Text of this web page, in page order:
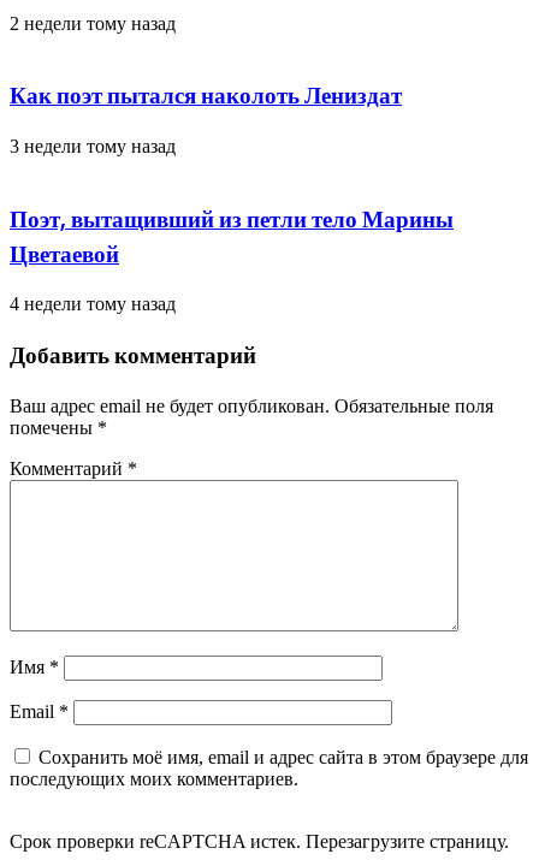
2 недели тому назад
Как поэт пытался наколоть Лениздат
3 недели тому назад
Поэт, вытащивший из петли тело Марины
Цветаевой
4 недели тому назад
Добавить комментарий
Ваш адрес email не будет опубликован. Обязательные поля
помечены *
Комментарий *
Имя *
Email *
Сохранить моё имя, email и адрес сайта в этом браузере для
последующих моих комментариев.
Срок проверки reCAPTCHA истек. Перезагрузите страницу.